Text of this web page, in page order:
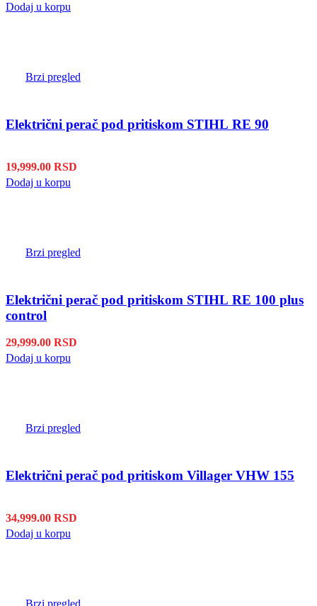
Dodaj u korpu
Brzi pregled
Električni perač pod pritiskom STIHL RE 90
19,999.00 RSD
Dodaj u korpu
Brzi pregled
Električni perač pod pritiskom STIHL RE 100 plus
control
29,999.00 RSD
Dodaj u korpu
Brzi pregled
Električni perač pod pritiskom Villager VHW 155
34,999.00 RSD
Dodaj u korpu
Brzi pregled